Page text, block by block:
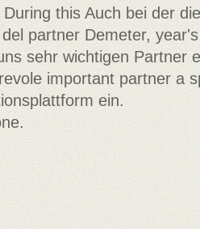
this Auch bei der
partner Demeter,
sehr wichtigen Partner
important partner a
ein.